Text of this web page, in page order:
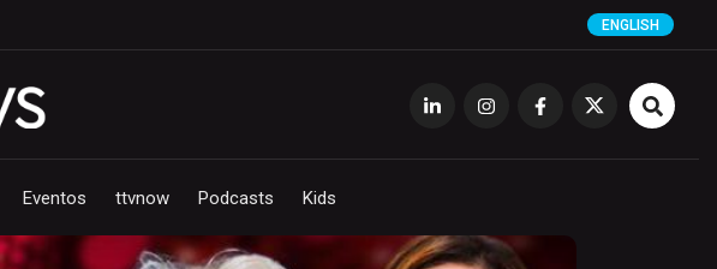
ENGLISH
Eventos ttvnow Podcasts Kids